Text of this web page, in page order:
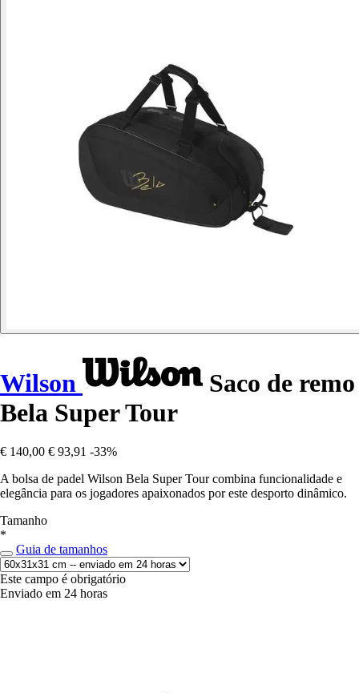
Wilson
Saco de remo
Bela Super Tour
€ 140,00 € 93,91 -33%
A bolsa de padel Wilson Bela Super Tour combina funcionalidade e
elegância para os jogadores apaixonados por este desporto dinâmico.
Tamanho
*
Guia de tamanhos
Este campo é obrigatório
Enviado em 24 horas